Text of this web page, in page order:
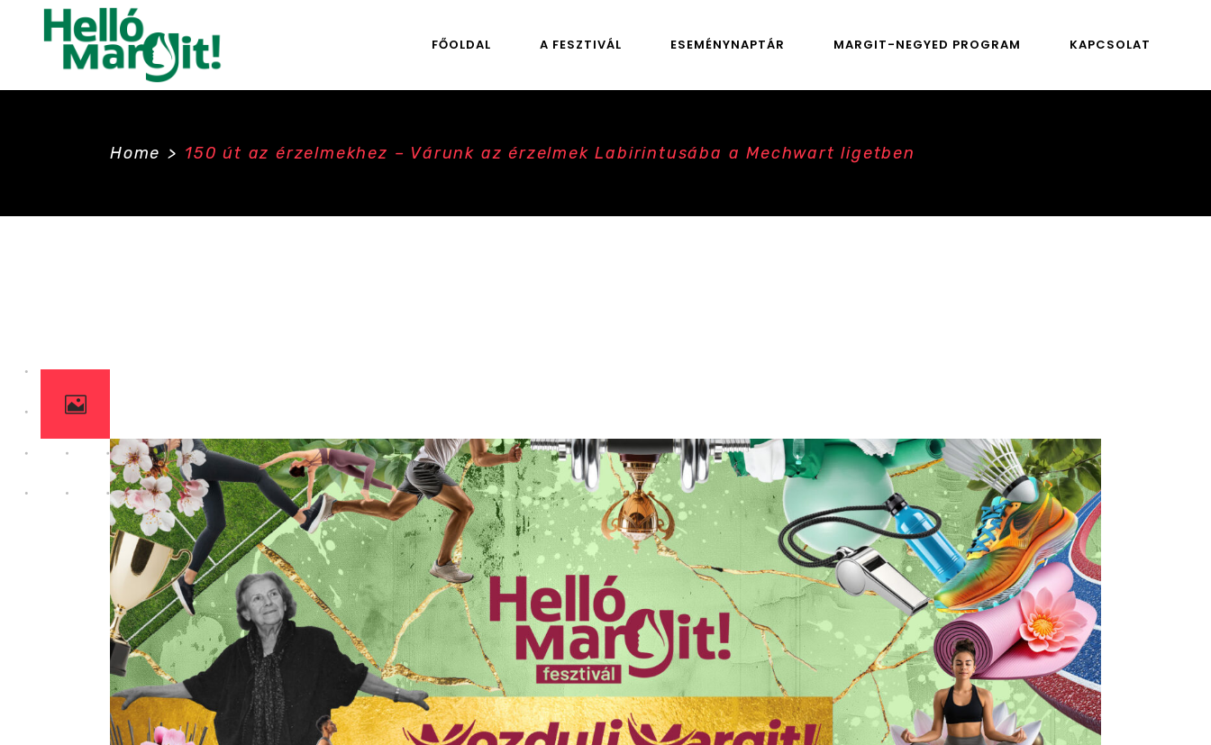
FŐOLDAL A FESZTIVÁL ESEMÉNYNAPTÁR MARGIT-NEGYED PROGRAM KAPCSOLAT
Home > 150 út az érzelmekhez – Várunk az érzelmek Labirintusába a Mechwart ligetben